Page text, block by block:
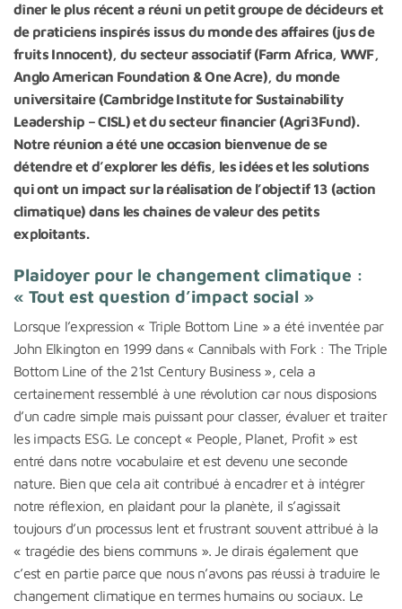
dîner le plus récent a réuni un petit groupe de décideurs et
de praticiens inspirés issus du monde des affaires (jus de
fruits Innocent), du secteur associatif (Farm Africa, WWF,
Anglo American Foundation & One Acre), du monde
universitaire (Cambridge Institute for Sustainability
Leadership – CISL) et du secteur financier (Agri3Fund).
Notre réunion a été une occasion bienvenue de se
détendre et d’explorer les défis, les idées et les solutions
qui ont un impact sur la réalisation de l’objectif 13 (action
climatique) dans les chaînes de valeur des petits
exploitants.
Plaidoyer pour le changement climatique :
« Tout est question d’impact social »
Lorsque l’expression « Triple Bottom Line » a été inventée par
John Elkington en 1999 dans « Cannibals with Fork : The Triple
Bottom Line of the 21st Century Business », cela a
certainement ressemblé à une révolution car nous disposions
d’un cadre simple mais puissant pour classer, évaluer et traiter
les impacts ESG. Le concept « People, Planet, Profit » est
entré dans notre vocabulaire et est devenu une seconde
nature. Bien que cela ait contribué à encadrer et à intégrer
notre réflexion, en plaidant pour la planète, il s’agissait
toujours d’un processus lent et frustrant souvent attribué à la
« tragédie des biens communs ». Je dirais également que
c’est en partie parce que nous n’avons pas réussi à traduire le
changement climatique en termes humains ou sociaux. Le